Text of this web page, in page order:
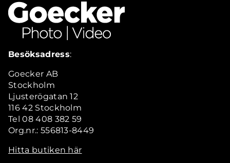
Besöksadress:
Goecker AB
Stockholm
Ljusterögatan 12
116 42 Stockholm
Tel 08 408 382 59
Org.nr.: 556813-8449
Hitta butiken här